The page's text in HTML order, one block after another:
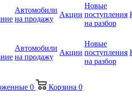
Автомобили
на продажу
Акции
Новые
поступления
на разбор
Автомобили
на продажу
Акции
Новые
поступления
на разбор
0 Корзина 0